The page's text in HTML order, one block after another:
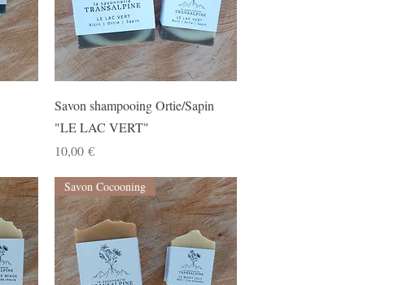
Aperçu rapide
Savon shampooing Ortie/Sapin
"LE LAC VERT"
Prix
10,00 €
Savon Cocooning